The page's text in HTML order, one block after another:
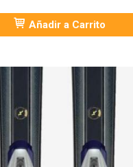
Añadir a Carrito